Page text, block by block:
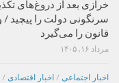
خرازی بعد از دروغ‌های
سرنگونی دولت را پیچید
قانون را می‌گیرد
مرداد ۱۶, ۱۴۰۵
اخبار اجتماعی / اخبار اقتصادی /